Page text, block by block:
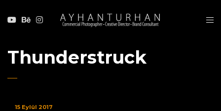
Thunderstruck
15 Eylül 2017